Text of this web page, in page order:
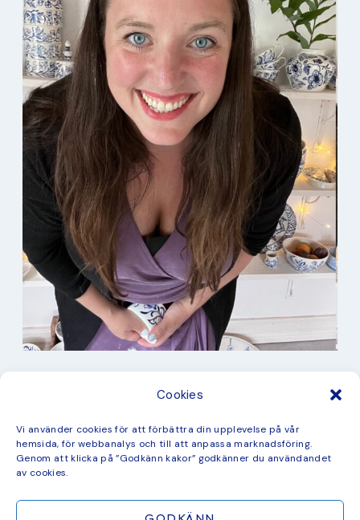
Cookies
Vi använder cookies för att förbättra din upplevelse på vår
hemsida, för webbanalys och till att anpassa marknadsföring.
Genom att klicka på ”Godkänn kakor” godkänner du användandet
av cookies.
Kurser
Måleri
mina favorit recept
Mönster